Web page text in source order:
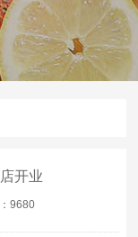
开业
9680